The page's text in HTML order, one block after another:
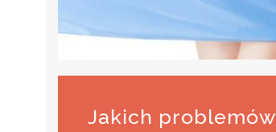
Jakich problemów